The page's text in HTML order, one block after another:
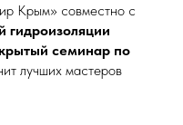
Крым» совместно с
гидроизоляции
семинар по
лучших мастеров